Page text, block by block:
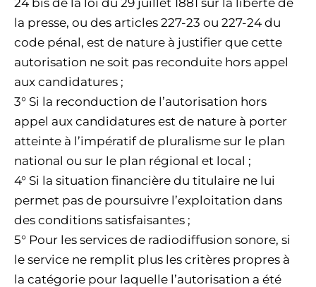
24 bis de la loi du 29 juillet 1881 sur la liberté de
la presse, ou des articles 227-23 ou 227-24 du
code pénal, est de nature à justifier que cette
autorisation ne soit pas reconduite hors appel
aux candidatures ;
3° Si la reconduction de l’autorisation hors
appel aux candidatures est de nature à porter
atteinte à l’impératif de pluralisme sur le plan
national ou sur le plan régional et local ;
4° Si la situation financière du titulaire ne lui
permet pas de poursuivre l’exploitation dans
des conditions satisfaisantes ;
5° Pour les services de radiodiffusion sonore, si
le service ne remplit plus les critères propres à
la catégorie pour laquelle l’autorisation a été